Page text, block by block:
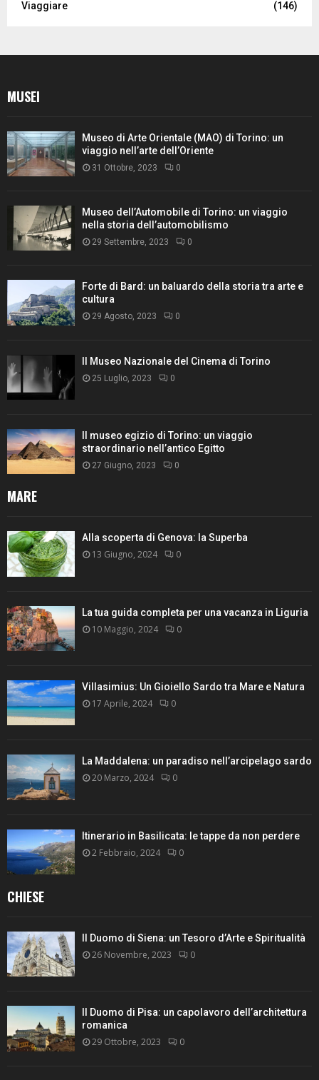
Viaggiare (146)
MUSEI
Museo di Arte Orientale (MAO) di Torino: un
viaggio nell’arte dell’Oriente
31 Ottobre, 2023 0
Museo dell’Automobile di Torino: un viaggio
nella storia dell’automobilismo
29 Settembre, 2023 0
Forte di Bard: un baluardo della storia tra arte e
cultura
29 Agosto, 2023 0
Il Museo Nazionale del Cinema di Torino
25 Luglio, 2023 0
Il museo egizio di Torino: un viaggio
straordinario nell’antico Egitto
27 Giugno, 2023 0
MARE
Alla scoperta di Genova: la Superba
13 Giugno, 2024 0
La tua guida completa per una vacanza in Liguria
10 Maggio, 2024 0
Villasimius: Un Gioiello Sardo tra Mare e Natura
17 Aprile, 2024 0
La Maddalena: un paradiso nell’arcipelago sardo
20 Marzo, 2024 0
Itinerario in Basilicata: le tappe da non perdere
2 Febbraio, 2024 0
CHIESE
Il Duomo di Siena: un Tesoro d’Arte e Spiritualità
26 Novembre, 2023 0
Il Duomo di Pisa: un capolavoro dell’architettura
romanica
29 Ottobre, 2023 0